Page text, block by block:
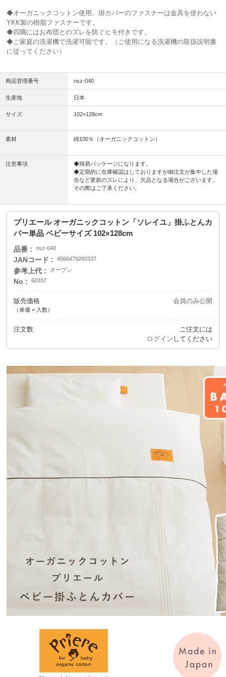
◆オーガニックコットン使用。掛カバーのファスナーは金具を使わない
YKK製の樹脂ファスナーです。
◆四隅にはお布団とのズレを防ぐヒモ付きです。
◆ご家庭の洗濯機で洗濯可能です。（ご使用になる洗濯機の取扱説明書
に従ってください）
商品管理番号 nsz-040
生産地 日本
サイズ 102×128cm
素材 綿100％（オーガニックコットン）
注意事項
◆簡易パッケージになります。
◆定期的に在庫確認はしておりますが御注文が集中した場
合など更新のズレにより、欠品となる場合がございます。
その際はご了承ください。
プリエール オーガニックコットン「ソレイユ」掛ふとんカ
バー単品 ベビーサイズ 102×128cm
品番 nsz-040
JANコード 4560479260337
参考上代 オープン
No 60337
販売価格
（単価 × 入数）
会員のみ公開
注文数
ご注文には
ログイン してください